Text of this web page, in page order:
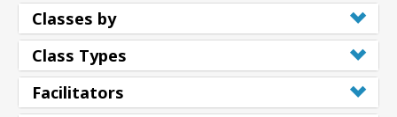
Classes by
Class Types
Facilitators